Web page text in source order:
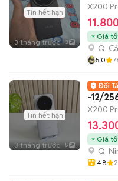
Tin hết hạn
3 tháng trước 3
X200
Giá
Q.
5.0
Tin hết hạn
3 tháng trước 5
-12/
X200
Giá
Q.
4.8